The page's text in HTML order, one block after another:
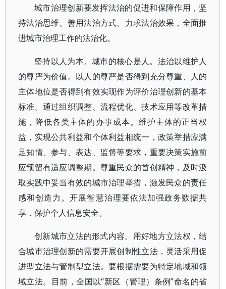
城市治理创新要发挥法治的促进和保障作用，坚
持法治思维、善用法治方式、力求法治效果，全面推
进城市治理工作的法治化。
坚持以人为本。城市的核心是人。法治以维护人
的尊严为价值。以人的尊严是否得到充分尊重、人的
主体地位是否得到有效实现作为评价治理创新的基本
标准。通过组织调整、流程优化、技术应用等改革措
施，降低各类主体的办事成本。维护主体的正当权
益，实现公共利益和个体利益相统一，政策举措应满
足知情、参与、表达、监督等要求，重要决策实施前
应预留有适应调整期。尊重民众的首创精神，及时汲
取实践中妥当有效的城市治理举措，激发民众的责任
感和创造力。开展智慧治理要依法加强政务数据共
享，保护个人信息安全。
创新城市立法的形式内容。用好地方立法权，结
合城市治理创新的需要开展创制性立法，灵活采用促
进型立法与管制型立法。要根据需要为特定地域和领
域立法。目前，全国以“新区（管理）条例”命名的省